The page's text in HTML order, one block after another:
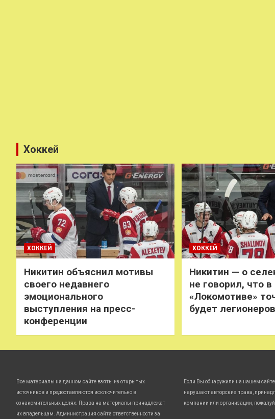
Хоккей
ХОККЕЙ
Никитин объяснил мотивы
своего недавнего
эмоционального
выступления на пресс-
конференции
ХОККЕЙ
Никитин — о
не говорил, что в
«Локомотиве»
будет легионеров
Все материалы на данном сайте взяты из открытых
источников и предоставляются исключительно в
ознакомительных целях. Права на материалы принадлежат
их владельцам. Администрация сайта ответственности за
Если Вы обнаружили на нашем
нарушают авторские права,
компании или организации,